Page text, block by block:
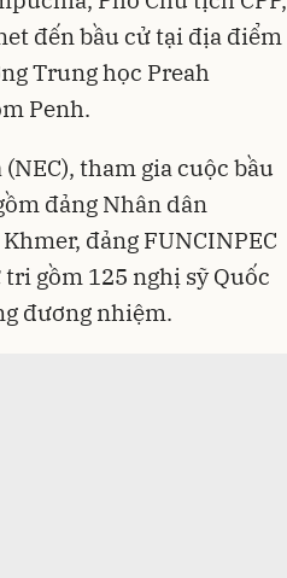
đến bầu cử tại địa điểm
Trung học Preah
Penh.
tham gia cuộc bầu
đảng Nhân dân
đảng FUNCINPEC
gồm 125 nghị sỹ Quốc
đương nhiệm.